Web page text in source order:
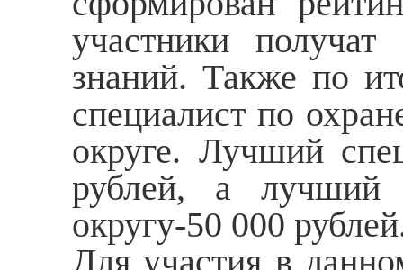
участники
знаний. Также по
специалист по
округе. Лучший
рублей, а лучший
округу-50 000
Для участия в